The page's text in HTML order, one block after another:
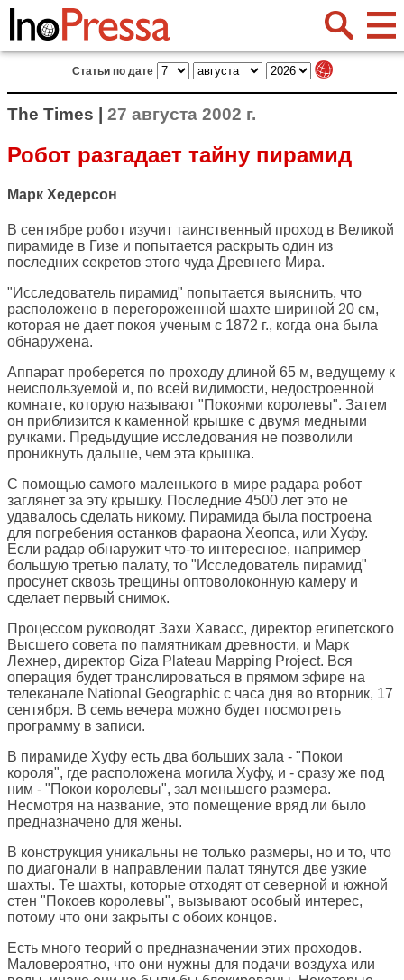
Статьи по дате
The Times | 27 августа 2002 г.
Робот разгадает тайну пирамид
Марк Хедерсон
В сентябре робот изучит таинственный проход в Великой
пирамиде в Гизе и попытается раскрыть один из
последних секретов этого чуда Древнего Мира.
"Исследователь пирамид" попытается выяснить, что
расположено в перегороженной шахте шириной 20 см,
которая не дает покоя ученым с 1872 г., когда она была
обнаружена.
Аппарат проберется по проходу длиной 65 м, ведущему к
неиспользуемой и, по всей видимости, недостроенной
комнате, которую называют "Покоями королевы". Затем
он приблизится к каменной крышке с двумя медными
ручками. Предыдущие исследования не позволили
проникнуть дальше, чем эта крышка.
С помощью самого маленького в мире радара робот
заглянет за эту крышку. Последние 4500 лет это не
удавалось сделать никому. Пирамида была построена
для погребения останков фараона Хеопса, или Хуфу.
Если радар обнаружит что-то интересное, например
большую третью палату, то "Исследователь пирамид"
просунет сквозь трещины оптоволоконную камеру и
сделает первый снимок.
Процессом руководят Захи Хавасс, директор египетского
Высшего совета по памятникам древности, и Марк
Лехнер, директор Giza Plateau Mapping Project. Вся
операция будет транслироваться в прямом эфире на
телеканале National Geographic с часа дня во вторник, 17
сентября. В семь вечера можно будет посмотреть
программу в записи.
В пирамиде Хуфу есть два больших зала - "Покои
короля", где расположена могила Хуфу, и - сразу же под
ним - "Покои королевы", зал меньшего размера.
Несмотря на название, это помещение вряд ли было
предназначено для жены.
В конструкция уникальны не только размеры, но и то, что
по диагонали в направлении палат тянутся две узкие
шахты. Те шахты, которые отходят от северной и южной
стен "Покоев королевы", вызывают особый интерес,
потому что они закрыты с обоих концов.
Есть много теорий о предназначении этих проходов.
Маловероятно, что они нужны для подачи воздуха или